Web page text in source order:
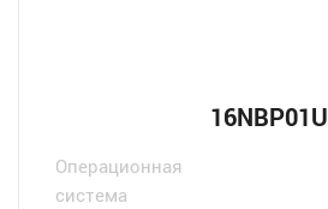
16NBP01U
Операционная
система